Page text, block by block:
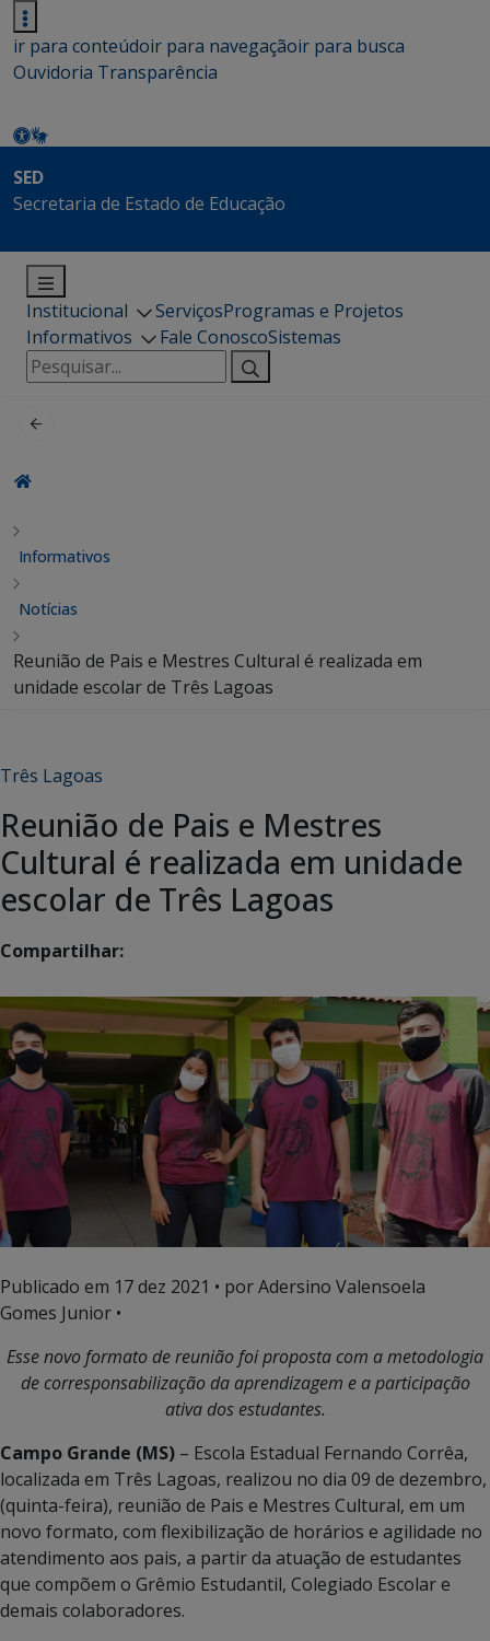
ir para conteúdoir para navegaçãoir para busca
Ouvidoria Transparência
SED
Secretaria de Estado de Educação
Institucional ServiçosProgramas e Projetos
Informativos
Fale ConoscoSistemas
Pesquisar
por:
Informativos
Notícias
Reunião de Pais e Mestres Cultural é realizada em
unidade escolar de Três Lagoas
Três Lagoas
Reunião de Pais e Mestres
Cultural é realizada em unidade
escolar de Três Lagoas
Compartilhar:
Publicado em 17 dez 2021 • por Adersino Valensoela
Gomes Junior •
Esse novo formato de reunião foi proposta com a metodologia
de corresponsabilização da aprendizagem e a participação
ativa dos estudantes.
Campo Grande (MS) – Escola Estadual Fernando Corrêa,
localizada em Três Lagoas, realizou no dia 09 de dezembro,
(quinta-feira), reunião de Pais e Mestres Cultural, em um
novo formato, com flexibilização de horários e agilidade no
atendimento aos pais, a partir da atuação de estudantes
que compõem o Grêmio Estudantil, Colegiado Escolar e
demais colaboradores.